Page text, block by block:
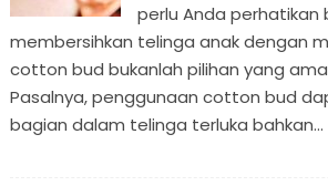
perlu Anda perhatikan
membersihkan telinga anak dengan
cotton bud bukanlah pilihan yang
Pasalnya, penggunaan cotton bud
bagian dalam telinga terluka bahkan...